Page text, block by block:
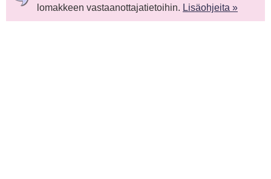
lomakkeen vastaanottajatietoihin. Lisäohjeita »